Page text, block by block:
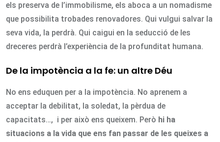
els preserva de l’immobilisme, els aboca a un nomadisme
que possibilita trobades renovadores. Qui vulgui salvar la
seva vida, la perdrà. Qui caigui en la seducció de les
dreceres perdrà l’experiència de la profunditat humana.
De la impotència a la fe: un altre Déu
No ens eduquen per a la impotència. No aprenem a
acceptar la debilitat, la soledat, la pèrdua de
capacitats…, i per això ens queixem. Però hi ha
situacions a la vida que ens fan passar de les queixes a